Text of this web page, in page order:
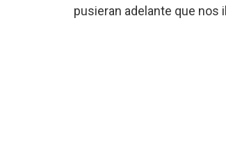
pusieran adelante que nos